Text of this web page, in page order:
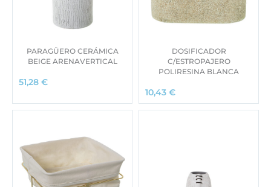
PARAGÜERO CERÁMICA
BEIGE ARENAVERTICAL
51,28 €
DOSIFICADOR
C/ESTROPAJERO
POLIRESINA BLANCA
10,43 €